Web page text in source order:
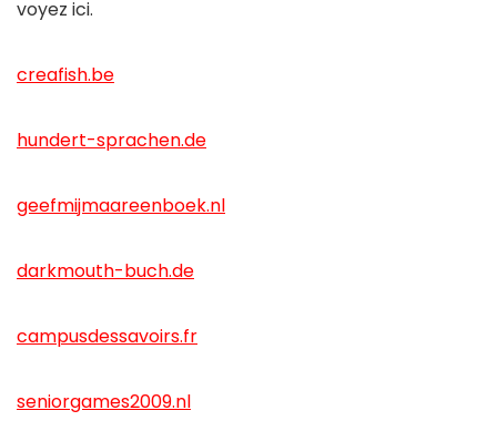
voyez ici.
creafish.be
hundert-sprachen.de
geefmijmaareenboek.nl
darkmouth-buch.de
campusdessavoirs.fr
seniorgames2009.nl